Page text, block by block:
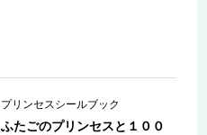
プリンセスシールブック
ふたごのプリンセスと１００